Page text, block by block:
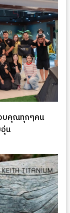
อบคุณทุกๆคน
น